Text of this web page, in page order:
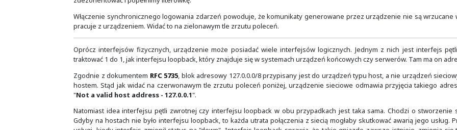
Serwery nazw wskazujemy poleceniem: " ip name-server". Polecenie to może zawierać
spowoduje dopisanie kolejnego serwera do listy. Maksymalnie może być ich 6.
Poznane tutaj polecenia można usunąć z konfiguracji poprzez użycie na ich początku słowa "no
a w szczególności tych wydawanych w trybie konfiguracji globalnej.
Na samym początku pracy w Cisco IOS warto włączyć synchroniczne logowanie zdarzeń.
oddzielnie dla linii portu konsoli oraz każdej linii wirtualnej z użyciem odpowiednio poleceń: "
Na żółtawym tle zrzutu poleceń widać co dzieje się, kiedy pojawia się zdarzenie w trakcie